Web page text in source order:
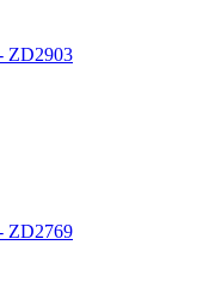
ZD2903
ZD2769